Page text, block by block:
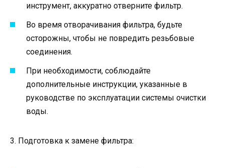
инструмент, аккуратно отверните фильтр.
Во время отворачивания фильтра, будьте
осторожны, чтобы не повредить резьбовые
соединения.
При необходимости, соблюдайте
дополнительные инструкции, указанные в
руководстве по эксплуатации системы очистки
воды.
3. Подготовка к замене фильтра: